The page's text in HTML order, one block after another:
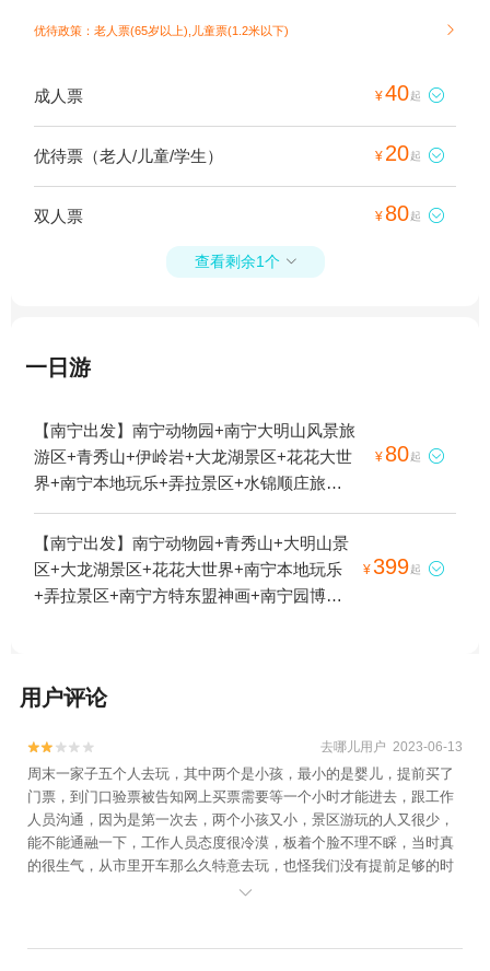
优待政策：老人票(65岁以上),儿童票(1.2米以下) 
成人票 ¥40起 
优待票（老人/儿童/学生） ¥ 20起 
双人票 ¥ 80起 
查看剩余1个 
一日游
【南宁出发】南宁动物园+南宁大明山风景旅
游区+青秀山+伊岭岩+大龙湖景区+花花大世
界+南宁本地玩乐+弄拉景区+水锦顺庄旅游
景区+南宁方特东盟神画+南宁园博园+邕江
夜游+高峰森林公园+广西大明山滑翔伞基地
+大明山星空露营地1日游
¥ 80起 
【南宁出发】南宁动物园+青秀山+大明山景
区+大龙湖景区+花花大世界+南宁本地玩乐
+弄拉景区+南宁方特东盟神画+南宁园博园
¥399起 
用户评论

 去哪儿用户 2023-06-13
周末一家子五个人去玩，其中两个是小孩，最小的是婴儿，提前买了
门票，到门口验票被告知网上买票需要等一个小时才能进去，跟工作
人员沟通，因为是第一次去，两个小孩又小，景区游玩的人又很少，
能不能通融一下，工作人员态度很冷漠，板着个脸不理不睬，当时真
的很生气，从市里开车那么久特意去玩，也怪我们没有提前足够的时
间买票。就这样傻傻的在门口等了一个小时，体验感很差，下次不会
